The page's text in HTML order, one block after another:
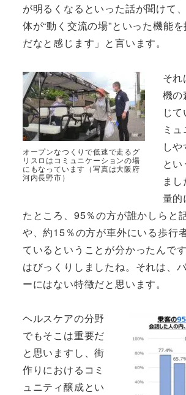
が明るくなるといった話が聞けて
体が“動く交流の場”といった機能
だなと感じます」と言います。
オープンなつくりで低速で走るグ
リスロはコミュニケーションの場
にもなっています（写真は大阪府
河内長野市）
そ
機の
じ
ミ
し
と
ま
量的
たところ、95％の方が誰かしらと
や、約15％の方が車外にいる歩行
ているということが分かったんで
はびっくりしましたね。それは、
ーにはない特徴だと思います。
ヘルスケアの分野
でもそこは重要だ
と思いますし、街
作りにおけるコミ
ュニティ醸成とい